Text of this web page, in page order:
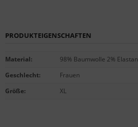
PRODUKTEIGENSCHAFTEN
Material:
98% Baumwolle 2% Elastan
Geschlecht:
Frauen
Größe: XL